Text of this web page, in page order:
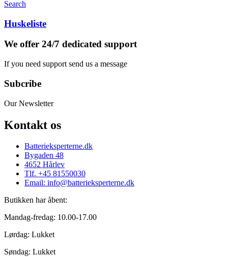
Search
Huskeliste
We offer 24/7 dedicated support
If you need support send us a message
Subcribe
Our Newsletter
Kontakt os
Batterieksperterne.dk
Bygaden 48
4652 Hårlev
Tlf. +45 81550030
Email: info@batterieksperterne.dk
Butikken har åbent:
Mandag-fredag: 10.00-17.00
Lørdag: Lukket
Søndag: Lukket